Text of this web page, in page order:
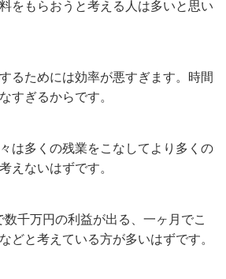
をもらおうと考える人は多いと思い
るためには効率が悪すぎます。時間
すぎるからです。
は多くの残業をこなしてより多くの
えないはずです。
千万円の利益が出る、一ヶ月でこ
どと考えている方が多いはずです。